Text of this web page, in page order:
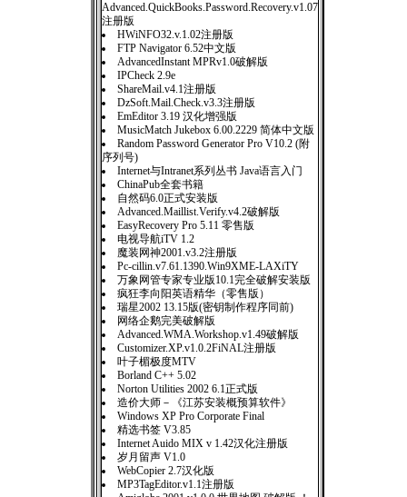
Advanced.QuickBooks.Password.Recovery.v1.07
注册版
HWiNFO32.v.1.02注册版
FTP Navigator 6.52中文版
AdvancedInstant MPRv1.0破解版
IPCheck 2.9e
ShareMail.v4.1注册版
DzSoft.Mail.Check.v3.3注册版
EmEditor 3.19 汉化增强版
MusicMatch Jukebox 6.00.2229 简体中文版
Random Password Generator Pro V10.2 (附
序列号)
Internet与Intranet系列丛书 Java语言入门
ChinaPub全套书籍
自然码6.0正式安装版
Advanced.Maillist.Verify.v4.2破解版
EasyRecovery Pro 5.11 零售版
电视导航iTV 1.2
魔装网神2001.v3.2注册版
Pc-cillin.v7.61.1390.Win9XME-LAXiTY
万象网管专家专业版10.1完全破解安装版
疯狂李向阳英语精华（零售版）
瑞星2002 13.15版(密钥制作程序同前)
网络企鹅完美破解版
Advanced.WMA.Workshop.v1.49破解版
Customizer.XP.v1.0.2FiNAL注册版
叶子楣极度MTV
Borland C++ 5.02
Norton Utilities 2002 6.1正式版
造价大师－《江苏安装概预算软件》
Windows XP Pro Corporate Final
精选书签 V3.85
Internet Auido MIX v 1.42汉化注册版
岁月留声 V1.0
WebCopier 2.7汉化版
MP3TagEditor.v1.1注册版